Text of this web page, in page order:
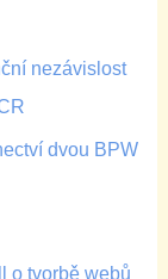
nezávislost
dvou BPW
o tvorbě webů